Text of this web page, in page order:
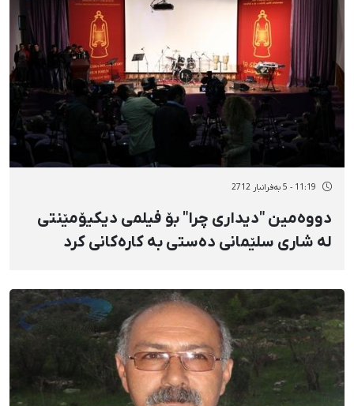
11:19 - 5 بەفرانبار 2712
دووەمین "دیداری چرا" بۆ فیلمی دیکیۆمێنتی
لە شاری سلێمانی دەستی بە کارەکانی کرد